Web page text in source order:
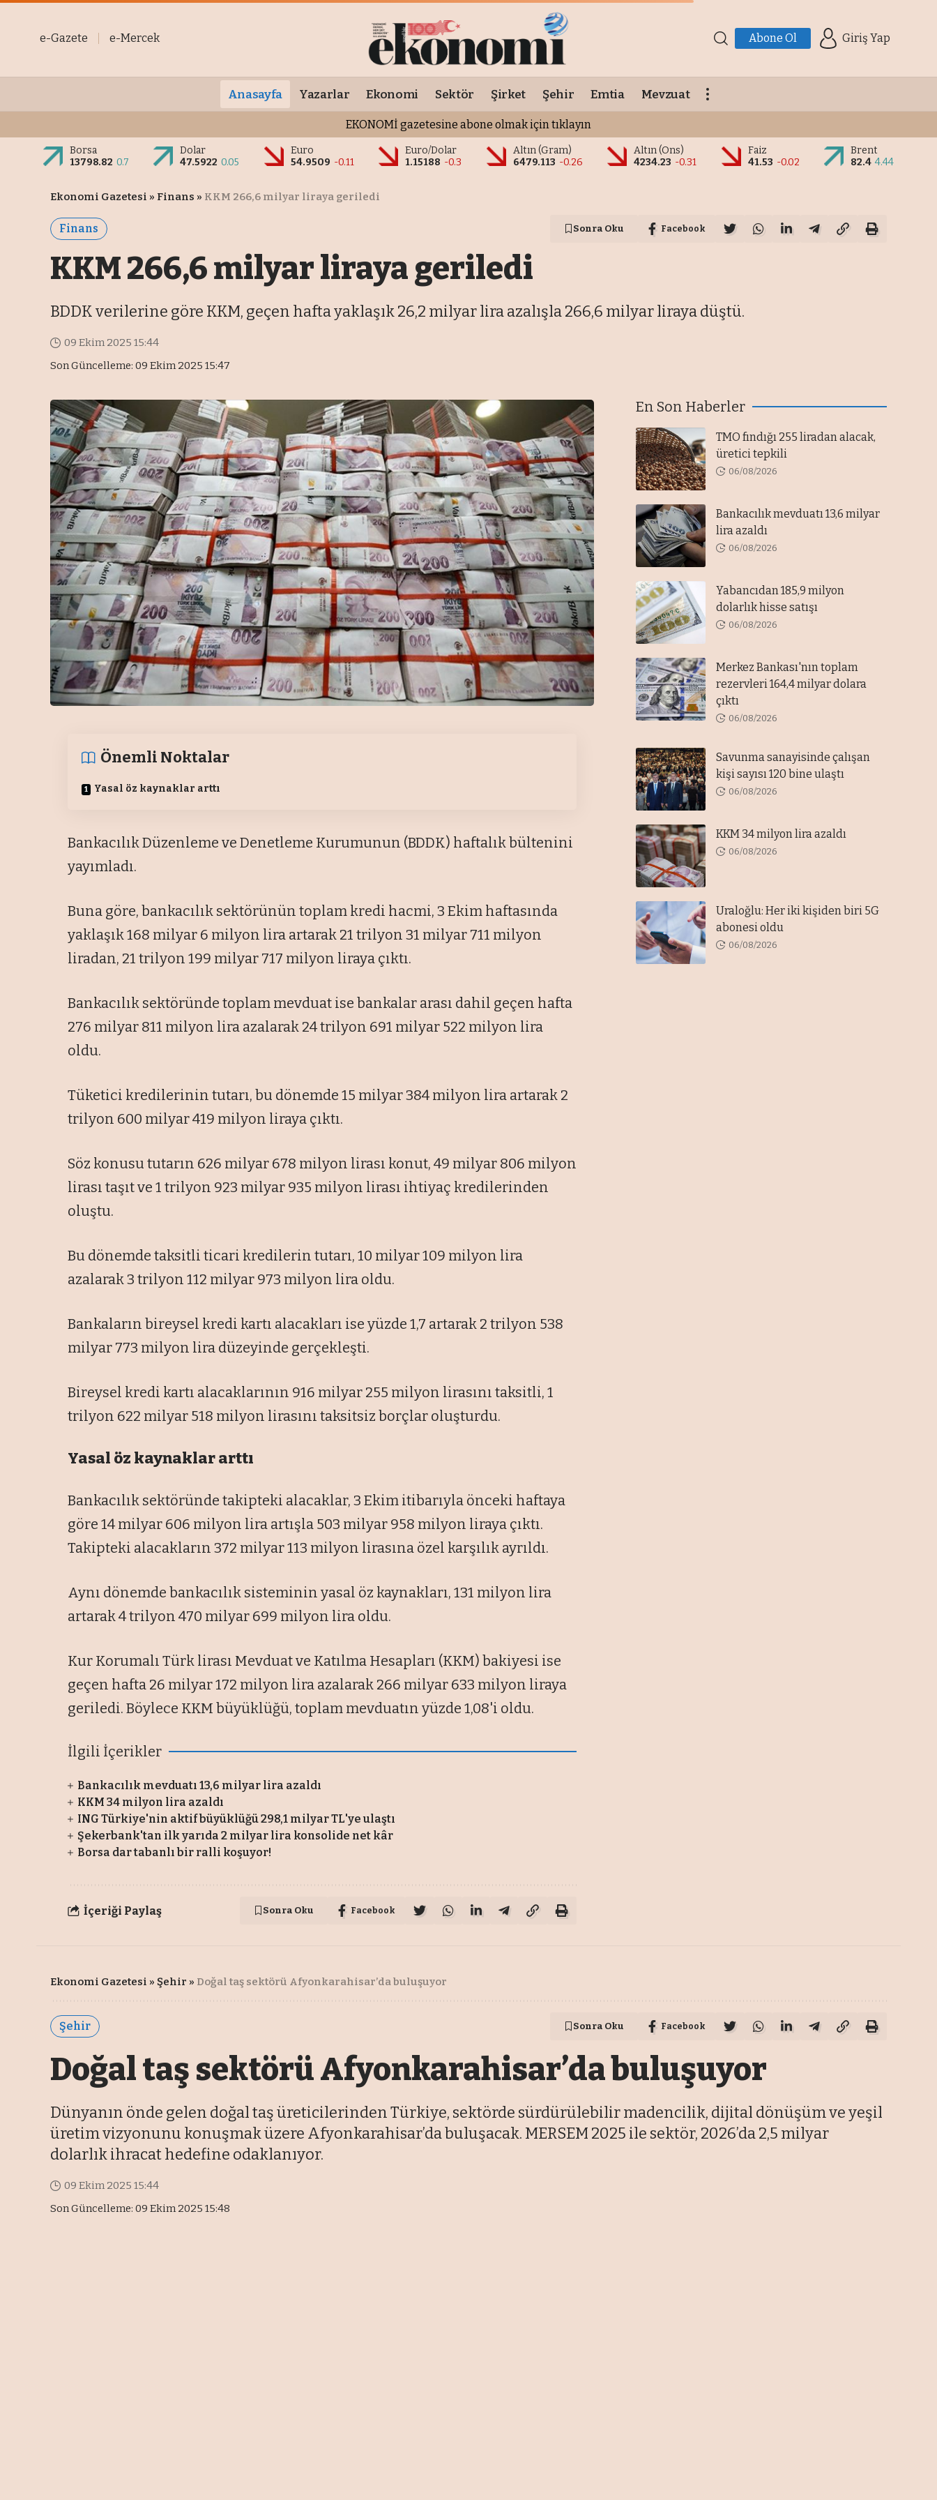
e-Gazete e-Mercek Abone Ol Giriş Yap
Anasayfa Yazarlar Ekonomi Sektör Şirket Şehir Emtia Mevzuat
EKONOMİ gazetesine abone olmak için tıklayın
Borsa
13798.82 0.7
Dolar
47.5922 0.05
Euro
54.9509 -0.11
Euro/Dolar
1.15188 -0.3
Altın (Gram)
6479.113 -0.26
Altın (Ons)
4234.23 -0.31
Faiz
41.53 -0.02
Brent
82.4 4.44
Ekonomi Gazetesi » Finans » KKM 266,6 milyar liraya geriledi
Finans Sonra Oku Facebook
KKM 266,6 milyar liraya geriledi
BDDK verilerine göre KKM, geçen hafta yaklaşık 26,2 milyar lira azalışla 266,6 milyar liraya düştü.
Son Güncelleme: 09 Ekim 2025 15:47
09 Ekim 2025 15:44
Önemli Noktalar
Yasal öz kaynaklar arttı
Bankacılık Düzenleme ve Denetleme Kurumunun (BDDK) haftalık bültenini
yayımladı.
Buna göre, bankacılık sektörünün toplam kredi hacmi, 3 Ekim haftasında
yaklaşık 168 milyar 6 milyon lira artarak 21 trilyon 31 milyar 711 milyon
liradan, 21 trilyon 199 milyar 717 milyon liraya çıktı.
Bankacılık sektöründe toplam mevduat ise bankalar arası dahil geçen hafta
276 milyar 811 milyon lira azalarak 24 trilyon 691 milyar 522 milyon lira
oldu.
Tüketici kredilerinin tutarı, bu dönemde 15 milyar 384 milyon lira artarak 2
trilyon 600 milyar 419 milyon liraya çıktı.
Söz konusu tutarın 626 milyar 678 milyon lirası konut, 49 milyar 806 milyon
lirası taşıt ve 1 trilyon 923 milyar 935 milyon lirası ihtiyaç kredilerinden
oluştu.
Bu dönemde taksitli ticari kredilerin tutarı, 10 milyar 109 milyon lira
azalarak 3 trilyon 112 milyar 973 milyon lira oldu.
Bankaların bireysel kredi kartı alacakları ise yüzde 1,7 artarak 2 trilyon 538
milyar 773 milyon lira düzeyinde gerçekleşti.
Bireysel kredi kartı alacaklarının 916 milyar 255 milyon lirasını taksitli, 1
trilyon 622 milyar 518 milyon lirasını taksitsiz borçlar oluşturdu.
Yasal öz kaynaklar arttı
Bankacılık sektöründe takipteki alacaklar, 3 Ekim itibarıyla önceki haftaya
göre 14 milyar 606 milyon lira artışla 503 milyar 958 milyon liraya çıktı.
Takipteki alacakların 372 milyar 113 milyon lirasına özel karşılık ayrıldı.
Aynı dönemde bankacılık sisteminin yasal öz kaynakları, 131 milyon lira
artarak 4 trilyon 470 milyar 699 milyon lira oldu.
Kur Korumalı Türk lirası Mevduat ve Katılma Hesapları (KKM) bakiyesi ise
geçen hafta 26 milyar 172 milyon lira azalarak 266 milyar 633 milyon liraya
geriledi. Böylece KKM büyüklüğü, toplam mevduatın yüzde 1,08'i oldu.
İlgili İçerikler
Bankacılık mevduatı 13,6 milyar lira azaldı
KKM 34 milyon lira azaldı
ING Türkiye'nin aktif büyüklüğü 298,1 milyar TL'ye ulaştı
Şekerbank'tan ilk yarıda 2 milyar lira konsolide net kâr
Borsa dar tabanlı bir ralli koşuyor!
İçeriği Paylaş Sonra Oku Facebook
En Son Haberler
TMO fındığı 255 liradan alacak,
üretici tepkili
06/08/2026
Bankacılık mevduatı 13,6 milyar
lira azaldı
06/08/2026
Yabancıdan 185,9 milyon
dolarlık hisse satışı
06/08/2026
Merkez Bankası'nın toplam
rezervleri 164,4 milyar dolara
çıktı
06/08/2026
Savunma sanayisinde çalışan
kişi sayısı 120 bine ulaştı
06/08/2026
KKM 34 milyon lira azaldı
06/08/2026
Uraloğlu: Her iki kişiden biri 5G
abonesi oldu
06/08/2026
Ekonomi Gazetesi » Şehir » Doğal taş sektörü Afyonkarahisar’da buluşuyor
Şehir Sonra Oku Facebook
Doğal taş sektörü Afyonkarahisar’da buluşuyor
Dünyanın önde gelen doğal taş üreticilerinden Türkiye, sektörde sürdürülebilir madencilik, dijital dönüşüm ve yeşil
üretim vizyonunu konuşmak üzere Afyonkarahisar’da buluşacak. MERSEM 2025 ile sektör, 2026’da 2,5 milyar
dolarlık ihracat hedefine odaklanıyor.
Son Güncelleme: 09 Ekim 2025 15:48
09 Ekim 2025 15:44